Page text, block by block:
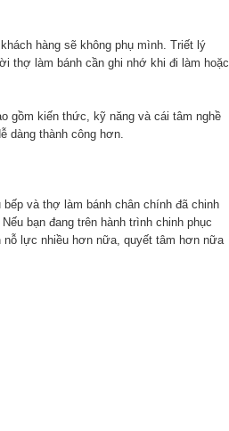
hàng sẽ không phụ mình. Triết lý
thợ làm bánh cần ghi nhớ khi đi làm hoặc
gồm kiến thức, kỹ năng và cái tâm nghề
dàng thành công hơn.
và thợ làm bánh chân chính đã chinh
bạn đang trên hành trình chinh phục
nỗ lực nhiều hơn nữa, quyết tâm hơn nữa